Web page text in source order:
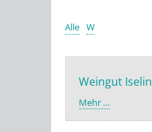
Alle W
Weingut Iselin
Mehr …